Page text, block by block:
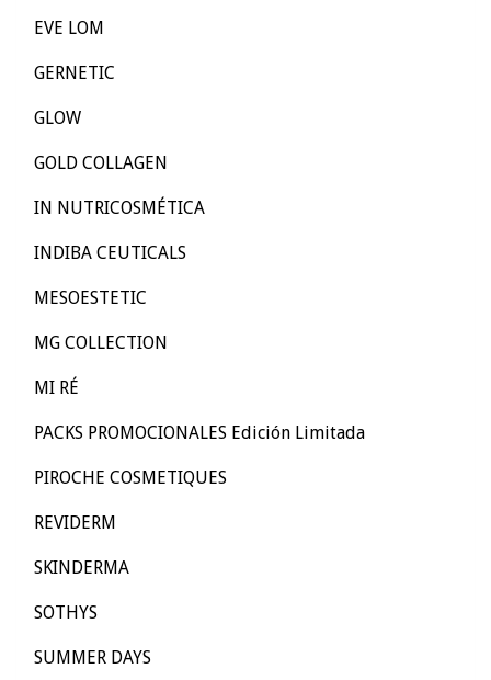
EVE LOM
GERNETIC
GLOW
GOLD COLLAGEN
IN NUTRICOSMÉTICA
INDIBA CEUTICALS
MESOESTETIC
MG COLLECTION
MI RÉ
PACKS PROMOCIONALES Edición Limitada
PIROCHE COSMETIQUES
REVIDERM
SKINDERMA
SOTHYS
SUMMER DAYS